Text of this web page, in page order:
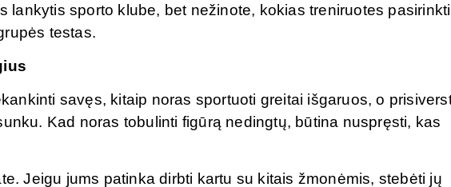
lankytis sporto klube, bet nežinote, kokias treniruotes
testas.
savęs, kitaip noras sportuoti greitai išgaruos, o
Kad noras tobulinti figūrą nedingtų, būtina nuspręsti, kas
Jeigu jums patinka dirbti kartu su kitais žmonėmis, stebėti jų